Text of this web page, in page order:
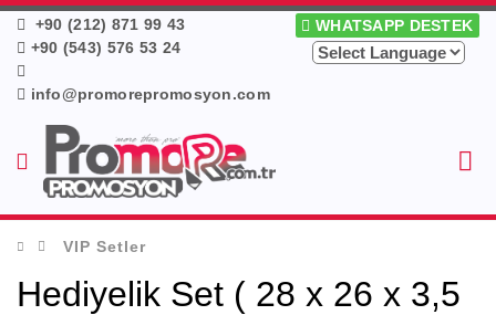
+90 (212) 871 99 43
+90 (543) 576 53 24
info@promorepromosyon.com
WHATSAPP DESTEK
VIP Setler
Hediyelik Set ( 28 x 26 x 3,5